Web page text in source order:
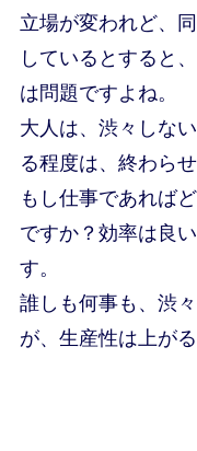
立場が変われど、
しているとすると
は問題ですよね。
大人は、渋々しな
る程度は、終わら
もし仕事であれば
ですか？効率は良
す。
誰しも何事も、渋
が、生産性は上が